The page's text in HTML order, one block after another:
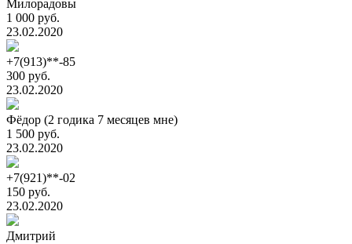
Милорадовы
1 000 руб.
23.02.2020
+7(913)**-85
300 руб.
23.02.2020
Фёдор (2 годика 7 месяцев мне)
1 500 руб.
23.02.2020
+7(921)**-02
150 руб.
23.02.2020
Дмитрий